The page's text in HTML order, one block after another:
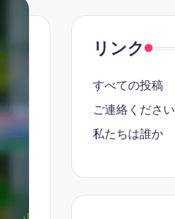
リンク
すべての投稿
ご連絡ください
私たちは誰か